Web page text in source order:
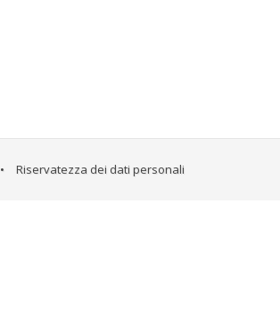
• Riservatezza dei dati personali